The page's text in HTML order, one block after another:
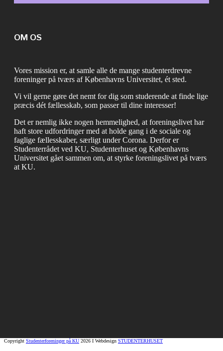
OM OS
Vores mission er, at samle alle de mange studenterdrevne
foreninger på tværs af Københavns Universitet, ét sted.
Vi vil gerne gøre det nemt for dig som studerende at finde lige
præcis dét fællesskab, som passer til dine interesser!
Det er nemlig ikke nogen hemmelighed, at foreningslivet har
haft store udfordringer med at holde gang i de sociale og
faglige fællesskaber, særligt under Corona. Derfor er
Studenterrådet ved KU, Studenterhuset og Københavns
Universitet gået sammen om, at styrke foreningslivet på tværs
at KU.
Copyright Studenterforeninger på KU 2026 I Webdesign STUDENTERHUSET